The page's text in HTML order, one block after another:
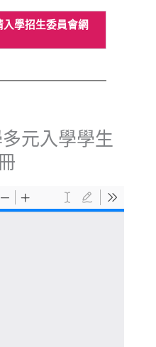
學招生委員會網
元入學學生